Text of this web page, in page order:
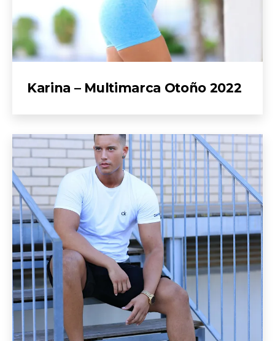
Karina – Multimarca Otoño 2022